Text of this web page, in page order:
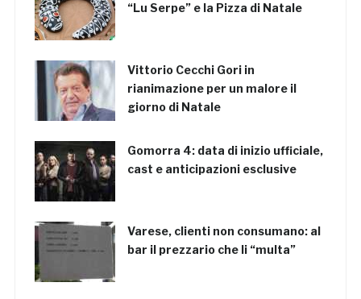
“Lu Serpe” e la Pizza di Natale
Vittorio Cecchi Gori in
rianimazione per un malore il
giorno di Natale
Gomorra 4: data di inizio ufficiale,
cast e anticipazioni esclusive
Varese, clienti non consumano: al
bar il prezzario che li “multa”